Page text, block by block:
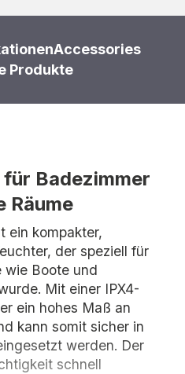
Accessories
Produkte
Badezimmer
Räume
ein kompakter,
der speziell für
wie Boote und
Mit einer IPX4-
ein hohes Maß an
kann somit sicher in
werden. Der
schnell